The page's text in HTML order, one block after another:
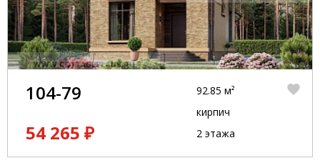
104-79
54 265 ₽
92.85 м²
кирпич
2 этажа